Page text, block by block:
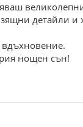
детайли
вдъхновение.
нощен сън!